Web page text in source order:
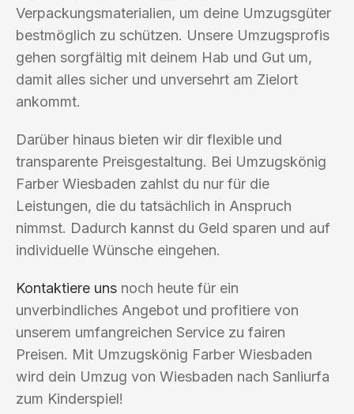
Verpackungsmaterialien, um deine Umzugsgüter
bestmöglich zu schützen. Unsere Umzugsprofis
gehen sorgfältig mit deinem Hab und Gut um,
damit alles sicher und unversehrt am Zielort
ankommt.
Darüber hinaus bieten wir dir flexible und
transparente Preisgestaltung. Bei Umzugskönig
Farber Wiesbaden zahlst du nur für die
Leistungen, die du tatsächlich in Anspruch
nimmst. Dadurch kannst du Geld sparen und auf
individuelle Wünsche eingehen.
Kontaktiere uns noch heute für ein
unverbindliches Angebot und profitiere von
unserem umfangreichen Service zu fairen
Preisen. Mit Umzugskönig Farber Wiesbaden
wird dein Umzug von Wiesbaden nach Sanliurfa
zum Kinderspiel!